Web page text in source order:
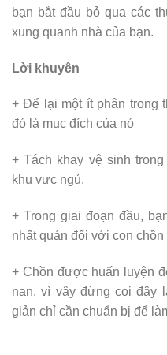
bạn bắt đầu bỏ qua các
xung quanh nhà của bạn.
Lời khuyên
+ Để lại một ít phân trong
đó là mục đích của nó
+ Tách khay vệ sinh
khu vực ngủ.
+ Trong giai đoạn đầu,
nhất quán đối với con
+ Chồn được huấn luyện
nạn, vì vậy đừng coi đây
giản chỉ cần chuẩn bị để